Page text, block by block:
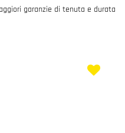
garanzie di tenuta e durata